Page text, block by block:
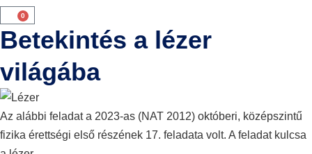
0
Betekintés a lézer
világába
Az alábbi feladat a 2023-as (NAT 2012) októberi, középszintű
fizika érettségi első részének 17. feladata volt. A feladat kulcsa